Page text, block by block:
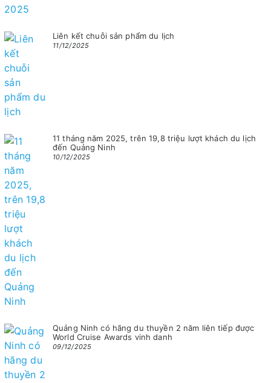
Liên kết chuỗi sản phẩm du lịch
11/12/2025
11 tháng năm 2025, trên 19,8 triệu lượt khách du lịch
đến Quảng Ninh
10/12/2025
Quảng Ninh có hãng du thuyền 2 năm liên tiếp được
World Cruise Awards vinh danh
09/12/2025